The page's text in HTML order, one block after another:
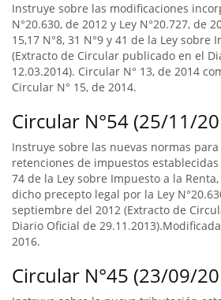
Instruye sobre las modificaciones
N°20.630, de 2012 y Ley N°20.727, de
15,17 N°8, 31 N°9 y 41 de la Ley sobre
(Extracto de Circular publicado en el
12.03.2014). Circular N° 13, de 2014
Circular N° 15, de 2014.
Circular N°54 (25/11/
Instruye sobre las nuevas normas
retenciones de impuestos
74 de la Ley sobre Impuesto a la
dicho precepto legal por la Ley
septiembre del 2012 (Extracto de
Diario Oficial de
2016.
Circular N°45 (23/09/